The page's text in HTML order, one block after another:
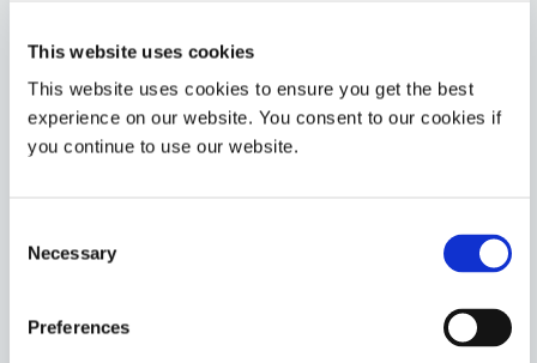
This website uses cookies
This website uses cookies to ensure you get the best
experience on our website. You consent to our cookies if
you continue to use our website.
Selection
Necessary
Preferences
Americas
Europe
9-7004-REV-A
Maskiermittel ist mit den meisten Beschichtung ,
Abdeckung für Wellenlöt- oder Reflow-Prozesse und
Für bessere Sichtbarkeit ist dieses Produkt blau und
verfügt über einen blau fluoreszierenden Tracer.